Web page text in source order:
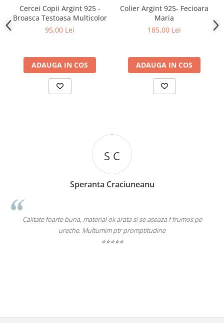
Cercei Copii Argint 925 -
Broasca Testoasa Multicolor
95,00 Lei
ADAUGA IN COS
Colier Argint 925- Fecioara
Maria
185,00 Lei
ADAUGA IN COS
S C
Speranta Craciuneanu
Calitate foarte buna, material ok arata si se aseaza f frumos pe
ureche. Multumim ptr promptitudine
⭐⭐⭐⭐⭐